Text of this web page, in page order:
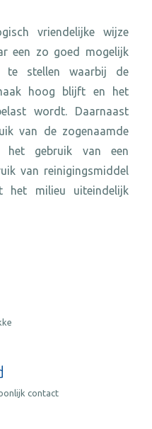
vriendelijke wijze
een zo goed mogelijk
te stellen waarbij de
hoog blijft en het
wordt. Daarnaast
van de zogenaamde
het gebruik van een
van reinigingsmiddel
het milieu uiteindelijk
contact